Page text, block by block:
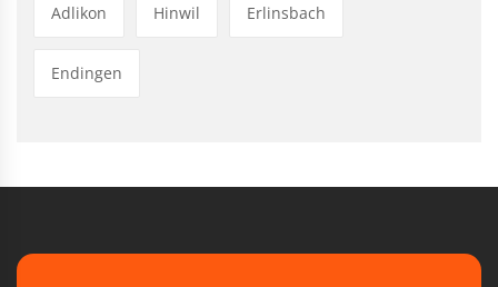
Adlikon Hinwil Erlinsbach
Endingen